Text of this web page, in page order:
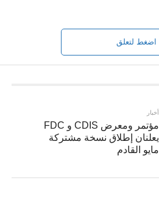
اضغط لتعلق
أخبار
مؤتمر ومعرض CDIS و FDC
يعلنان إطلاق نسخة مشتركة
مايو القادم